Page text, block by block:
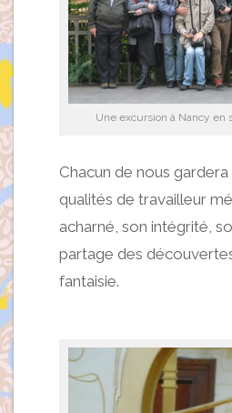
Une excursion à Nancy en
Chacun de nous
qualités de travailleur
acharné, son intégrité,
partage des
fantaisie.